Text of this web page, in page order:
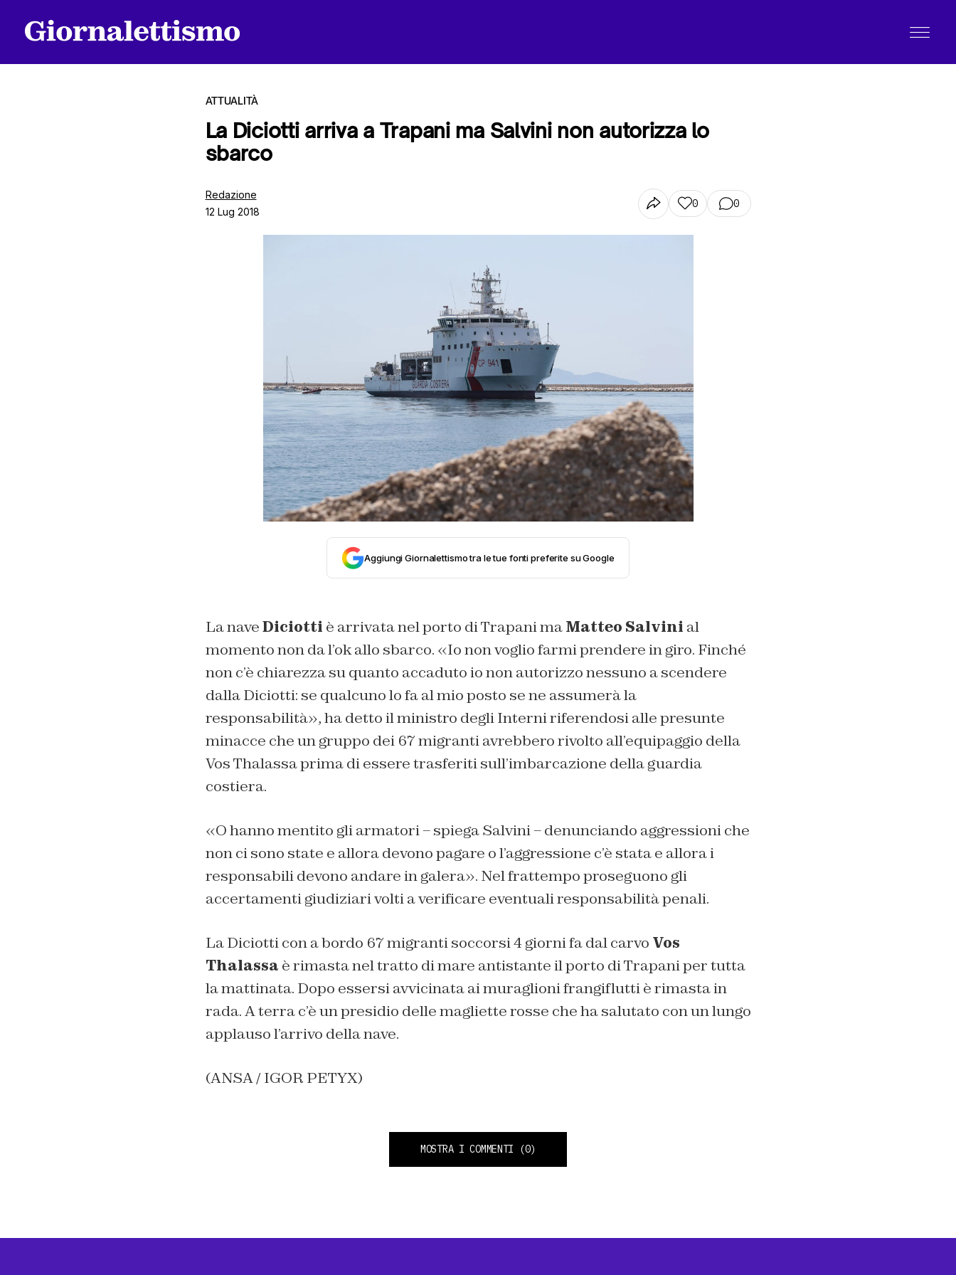
ATTUALITÀ
La Diciotti arriva a Trapani ma Salvini non autorizza lo
sbarco
Redazione
12 Lug 2018
0 0
Aggiungi Giornalettismo tra le tue fonti preferite su Google
La naveDiciotti è arrivata nel porto di Trapani maMatteo Salvini al
momento non da l’ok allo sbarco. «Io non voglio farmi prendere in giro. Finché
non c’è chiarezza su quanto accaduto io non autorizzo nessuno a scendere
dalla Diciotti: se qualcuno lo fa al mio posto se ne assumerà la
responsabilità», ha detto il ministro degli Interni riferendosi alle presunte
minacce che un gruppo dei 67 migranti avrebbero rivolto all’equipaggio della
Vos Thalassa prima di essere trasferiti sull’imbarcazione della guardia
costiera.
«O hanno mentito gli armatori – spiega Salvini – denunciando aggressioni che
non ci sono state e allora devono pagare o l’aggressione c’è stata e allora i
responsabili devono andare in galera». Nel frattempo proseguono gli
accertamenti giudiziari volti a verificare eventuali responsabilità penali.
La Diciotti con a bordo 67 migranti soccorsi 4 giorni fa dal carvo Vos
Thalassa è rimasta nel tratto di mare antistante il porto di Trapani per tutta
la mattinata. Dopo essersi avvicinata ai muraglioni frangiflutti è rimasta in
rada. A terra c’è un presidio delle magliette rosse che ha salutato con un lungo
applauso l’arrivo della nave.
(ANSA / IGOR PETYX)
MOSTRA I COMMENTI (0)